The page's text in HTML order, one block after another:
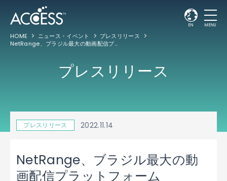
EN MENU
HOME ニュース・イベント
プレスリリース
NetRange、ブラジル最大の動画配信プラットフォーム「Globoplay」の アップグレード版アプリをNetRangeポータルに追加、ブラジル全土で提供するコネクテッドデバイス向けにコンテンツを拡充
プレスリリース
プレスリリース 2022.11.14
NetRange、ブラジル最大の動
画配信プラットフォーム